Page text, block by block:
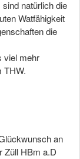
natürlich die
Watfähigkeit
die
viel mehr
THW.
an
Züll HBm a.D